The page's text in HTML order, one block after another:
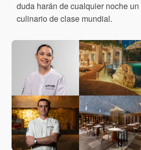
duda harán de cualquier noche
culinario de clase mundial.